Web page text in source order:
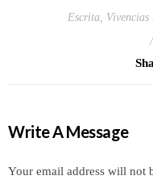
Escrita
Write A Message
Your email address will not